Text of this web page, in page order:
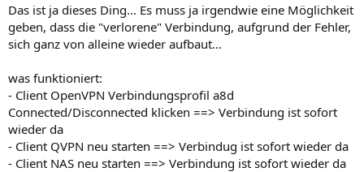
Das ist ja dieses Ding... Es muss ja irgendwie eine Möglichkeit
geben, dass die "verlorene" Verbindung, aufgrund der Fehler,
sich ganz von alleine wieder aufbaut...
was funktioniert:
- Client OpenVPN Verbindungsprofil a8d
Connected/Disconnected klicken ==> Verbindung ist sofort
wieder da
- Client QVPN neu starten ==> Verbindug ist sofort wieder da
- Client NAS neu starten ==> Verbindung ist sofort wieder da